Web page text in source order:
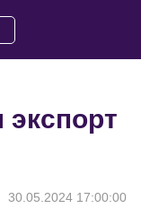
30.05.2024 17:00:00